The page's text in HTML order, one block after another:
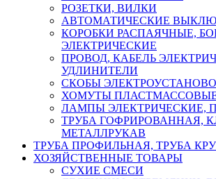
РОЗЕТКИ, ВИЛКИ
АВТОМАТИЧЕСКИЕ
КОРОБКИ РАСПАЯЧНЫЕ,
ЭЛЕКТРИЧЕСКИЕ
ПРОВОД, КАБЕЛЬ
УДЛИНИТЕЛИ
СКОБЫ
ХОМУТЫ ПЛАСТМАССОВЫЕ
ЛАМПЫ ЭЛЕКТРИЧЕСКИЕ,
ТРУБА ГОФРИРОВАННАЯ,
МЕТАЛЛРУКАВ
ТРУБА ПРОФИЛЬНАЯ, ТРУБА
ХОЗЯЙСТВЕННЫЕ ТОВАРЫ
СУХИЕ СМЕСИ